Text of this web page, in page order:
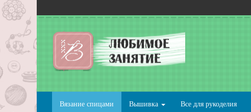
Вязание спицами Вышивка Все для рукоделия